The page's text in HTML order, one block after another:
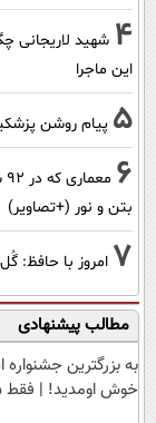
4 شهید لاریجانی
این ماجرا
5 پیام روشن
6
بتن و نور (+تصاویر)
7 امروز با حافظ:
مطالب پیشنهادی
به بزرگترین جشنواره
خوش اومدید! | فقط ۲۵ میلیون !